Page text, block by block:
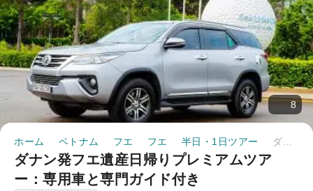
8
ホーム ベトナム フエ フエ 半日・1日ツアー
ダナン発フエ遺産日帰りプレミアムツア
ー：専用車と専門ガイド付き